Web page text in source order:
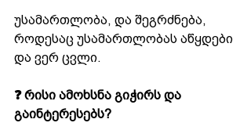
უსამართლობა, და შეგრძნება,
როდესაც უსამართლობას აწყდები
და ვერ ცვლი.
❓ რისი ამოხსნა გიჭირს და
გაინტერესებს?